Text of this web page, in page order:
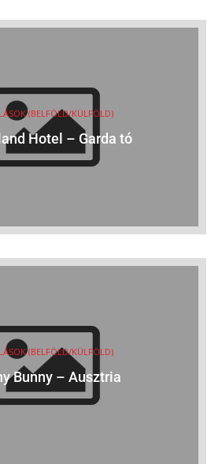
(BELFÖLD/KÜLFÖLD)
Hotel – Garda tó
(BELFÖLD/KÜLFÖLD)
Bunny – Ausztria